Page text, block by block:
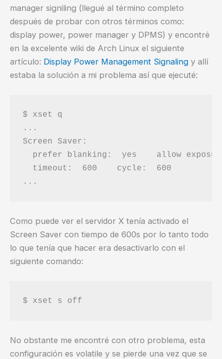
manager signiling (llegué al término completo
después de probar con otros términos como:
display power, power manager y DPMS) y encontré
en la excelente wiki de Arch Linux el siguiente
artículo: Display Power Management Signaling y allí
estaba la solución a mi problema así que ejecuté:
$ xset q
...
Screen Saver:
prefer blanking:  yes    allow
  timeout:  600    cycle:  600
Como puede ver el servidor X tenía activado el
Screen Saver con tiempo de 600s por lo tanto todo
lo que tenía que hacer era desactivarlo con el
siguiente comando:
No obstante me encontré con otro problema, esta
configuración es volatile y se pierde una vez que se